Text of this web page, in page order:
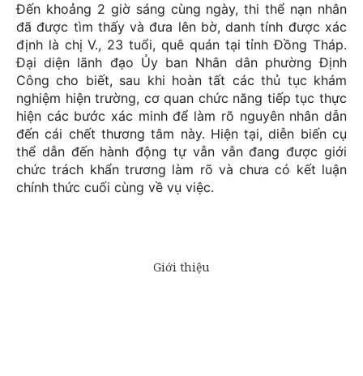
Đến khoảng 2 giờ sáng cùng ngày, thi thể nạn nhân
đã được tìm thấy và đưa lên bờ, danh tính được xác
định là chị V., 23 tuổi, quê quán tại tỉnh Đồng Tháp.
Đại diện lãnh đạo Ủy ban Nhân dân phường Định
Công cho biết, sau khi hoàn tất các thủ tục khám
nghiệm hiện trường, cơ quan chức năng tiếp tục thực
hiện các bước xác minh để làm rõ nguyên nhân dẫn
đến cái chết thương tâm này. Hiện tại, diễn biến cụ
thể dẫn đến hành động tự vẫn vẫn đang được giới
chức trách khẩn trương làm rõ và chưa có kết luận
chính thức cuối cùng về vụ việc.